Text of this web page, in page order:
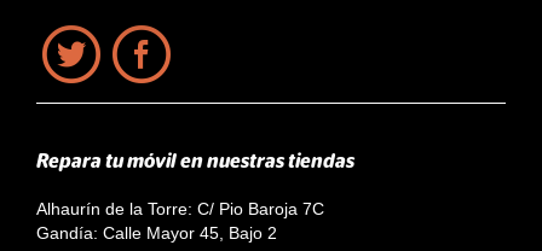
Repara tu móvil en nuestras tiendas
Alhaurín de la Torre: C/ Pio Baroja 7C
Gandía: Calle Mayor 45, Bajo 2